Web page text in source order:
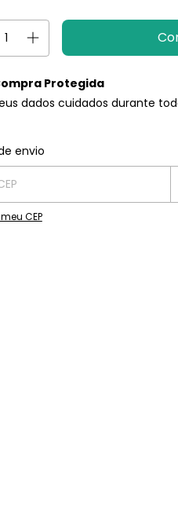
Protegida
dados cuidados durante
para o CEP:
envio
CEP